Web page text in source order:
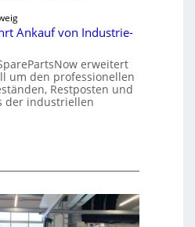
Ankauf von Industrie-
erweitert
um den professionellen
Restposten und
der industriellen